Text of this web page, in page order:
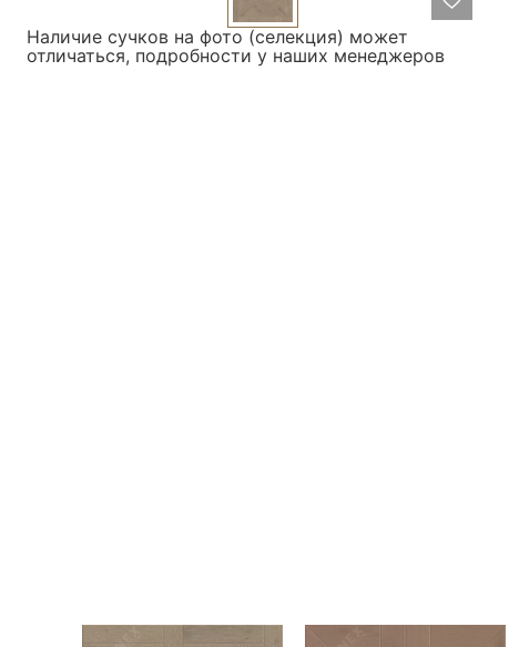
Наличие сучков на фото (селекция) может
отличаться, подробности у наших менеджеров